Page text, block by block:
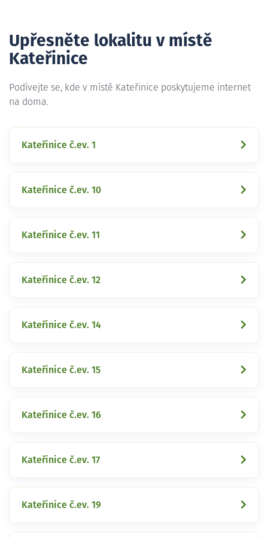
Upřesněte lokalitu v místě
Kateřinice
Podívejte se, kde v místě Kateřinice poskytujeme internet
na doma.
Kateřinice č.ev. 1
Kateřinice č.ev. 10
Kateřinice č.ev. 11
Kateřinice č.ev. 12
Kateřinice č.ev. 14
Kateřinice č.ev. 15
Kateřinice č.ev. 16
Kateřinice č.ev. 17
Kateřinice č.ev. 19